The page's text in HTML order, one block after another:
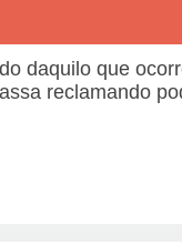
daquilo que
reclamando